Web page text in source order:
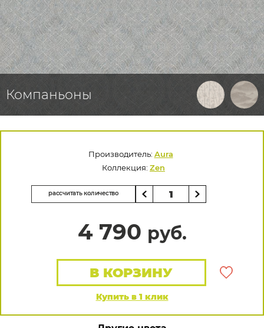
Компаньоны
Производитель: Aura
Коллекция: Zen
рассчитать количество
4 790 руб.
Купить в 1 клик
В КОРЗИНУ